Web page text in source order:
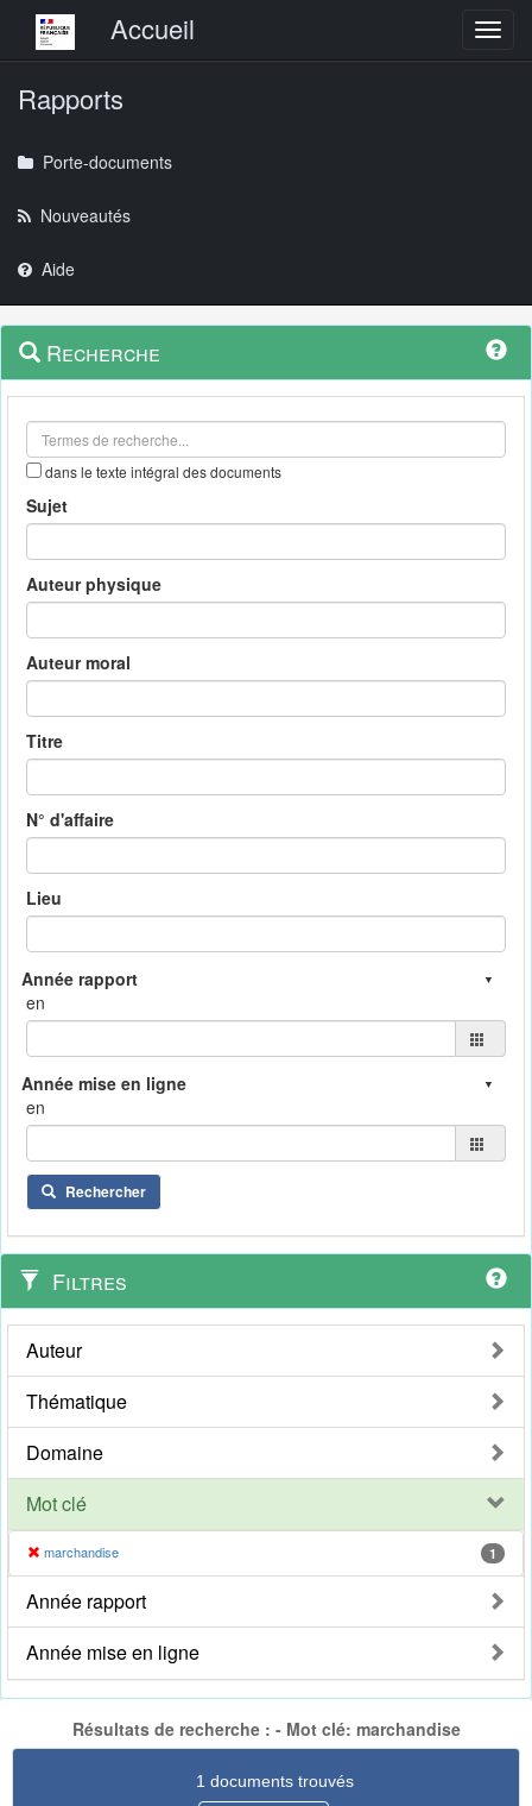
Menu principalAccueil
Rapports
Porte-documents
Nouveautés
Aide
Navigation
outils
Menu
contextuel
Recherche
dans le texte intégral des documents
Sujet
Auteur physique
Auteur moral
Titre
N° d'affaire
Lieu
en
en
Rechercher
Filtres
Auteur
Thématique
Domaine
Mot clé
marchandise 1
Année rapport
Année mise en ligne
Résultats de recherche : - Mot clé: marchandise
1 documents trouvés